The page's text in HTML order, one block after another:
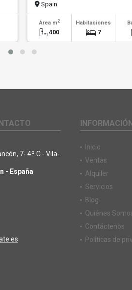
Spain
Área m2
400
Habitaciones
7
7- 4º C - Vila-
- España
Inicio
Ventas
Alquiler
Servicios
Blog
Quiénes
Contáctenos
Políticas de